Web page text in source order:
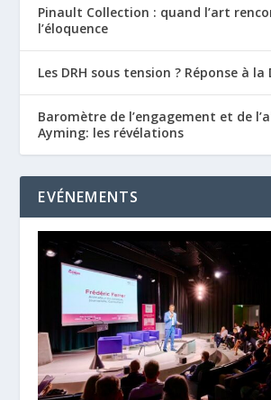
Pinault Collection : quand l’art
l’éloquence
Les DRH sous tension ? Réponse à la
Baromètre de l’engagement et de
Ayming: les révélations
EVÉNEMENTS